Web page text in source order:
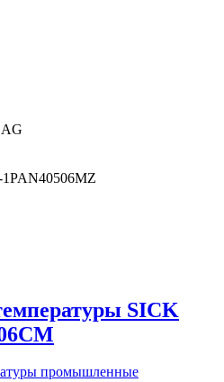
1PAN40506MZ
SICK
промышленные